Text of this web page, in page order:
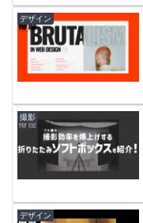
デザイン
撮影
デザイン